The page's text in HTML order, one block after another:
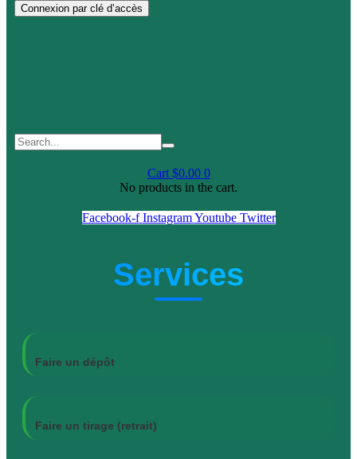
Connexion par clé d’accès
Cart $0.00 0
No products in the cart.
Facebook-f Instagram Youtube Twitter
Services
Faire un dépôt
Faire un tirage (retrait)